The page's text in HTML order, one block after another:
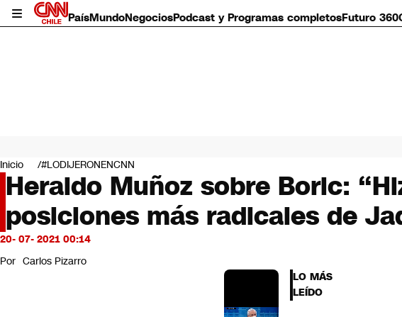
PaísMundoNegociosPodcast y Programas completosFuturo 360
Mundo
Negocios
Deportes
Programas completos
Cultura
Servicios
Bits
CNN Data
Inicio #LODIJERONENCNN
Heraldo Muñoz sobre Boric:
posiciones más radicales de
20- 07- 2021 00:14
Por Carlos Pizarro
LO MÁS
LEÍDO